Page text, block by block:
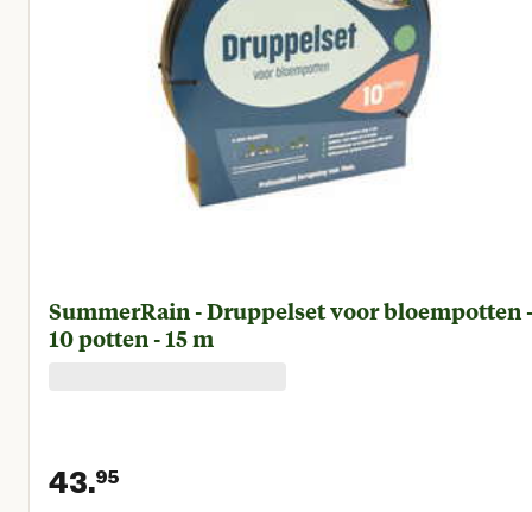
SummerRain - Druppelset voor bloempotten -
10 potten - 15 m
43.95